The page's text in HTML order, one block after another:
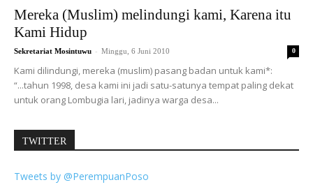
Mereka (Muslim) melindungi kami, Karena itu
Kami Hidup
Sekretariat Mosintuwu - Minggu, 6 Juni 2010 0
Kami dilindungi, mereka (muslim) pasang badan untuk kami*:
“...tahun 1998, desa kami ini jadi satu-satunya tempat paling dekat
untuk orang Lombugia lari, jadinya warga desa...
TWITTER
Tweets by @PerempuanPoso